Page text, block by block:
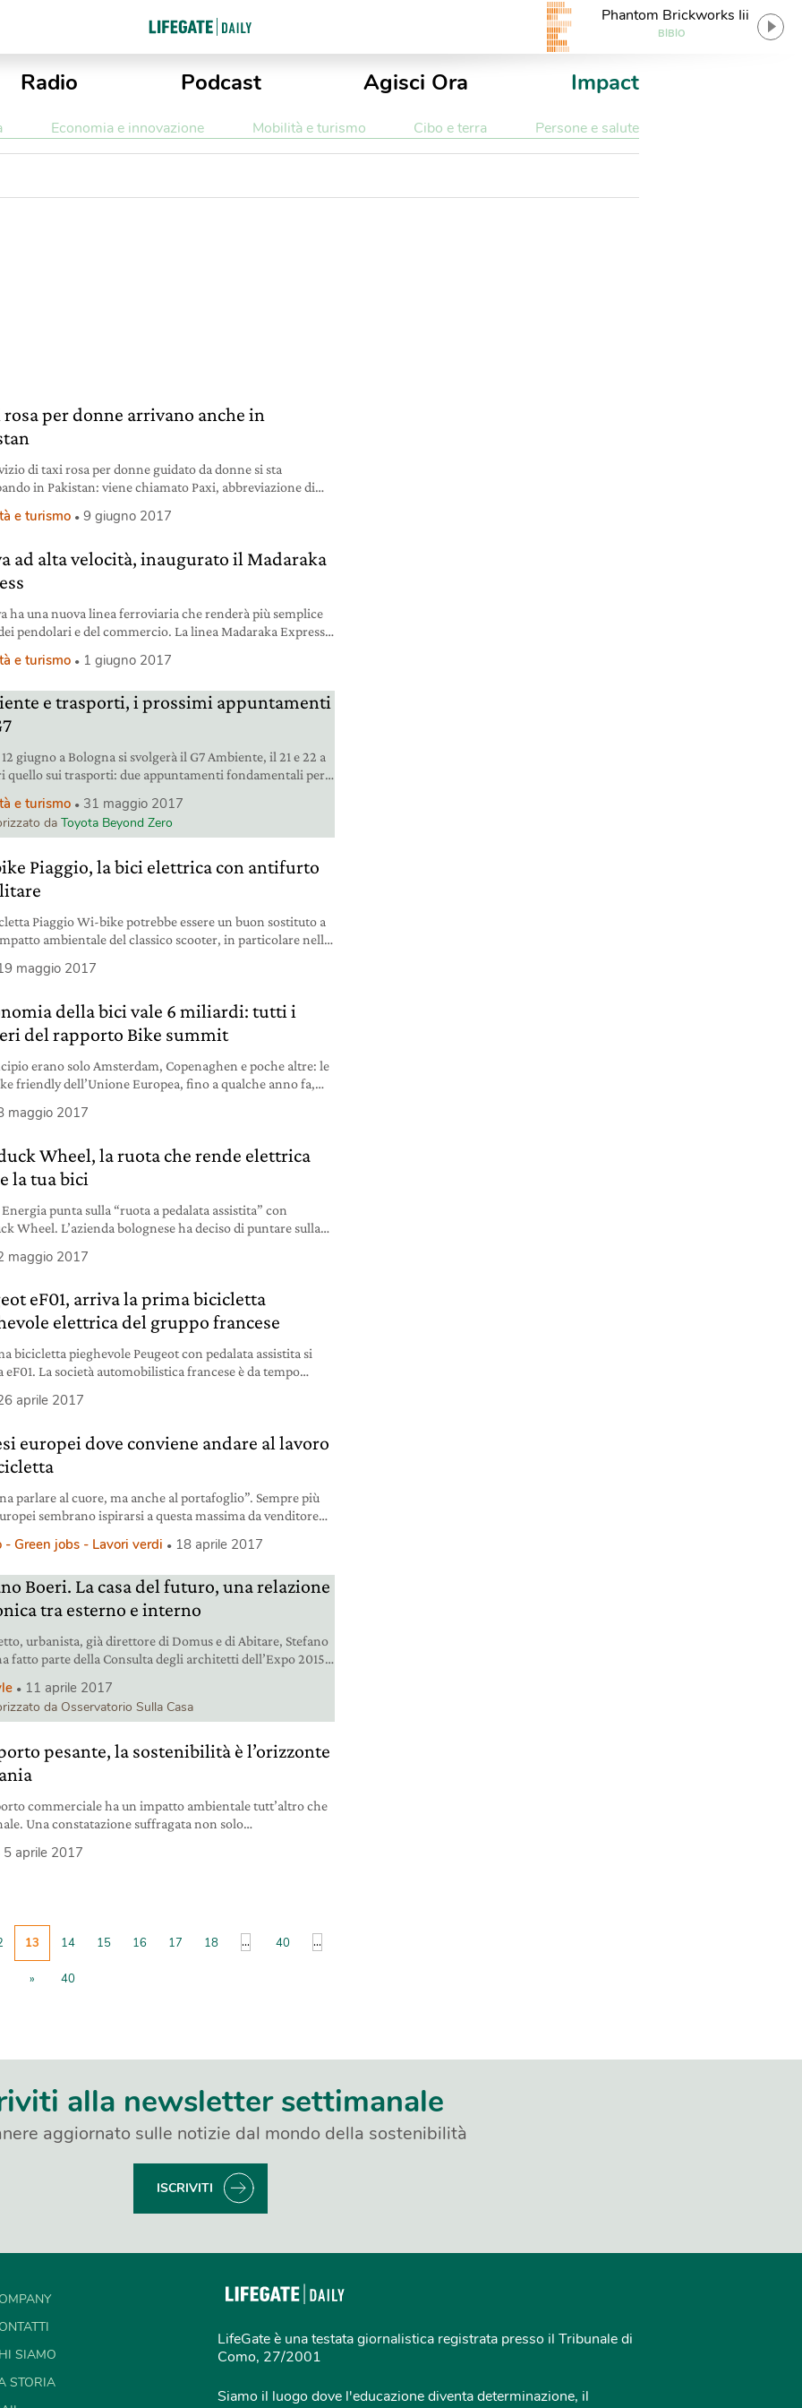
Phantom Brickworks Iii
BIBIO
Radio Podcast Agisci Ora Impact
Economia e innovazione Mobilità e turismo Cibo e terra Persone e salute
rosa per donne arrivano anche in
di taxi rosa per donne guidato da donne si sta
in Pakistan: viene chiamato Paxi, abbreviazione di
la più grande e popolosa dello Stato asiatico, seconda al
e turismo 9 giugno 2017
ad alta velocità, inaugurato il Madaraka
ha una nuova linea ferroviaria che renderà più semplice
pendolari e del commercio. La linea Madaraka Express
e la capitale Nairobi. La vecchia ferrovia a scartamento
e turismo 1 giugno 2017
e trasporti, i prossimi appuntamenti
12 giugno a Bologna si svolgerà il G7 Ambiente, il 21 e 22 a
quello sui trasporti: due appuntamenti fondamentali per
e turismo 31 maggio 2017
daToyota Beyond Zero
Piaggio, la bici elettrica con antifurto
Piaggio Wi-bike potrebbe essere un buon sostituto a
ambientale del classico scooter, in particolare nelle
mezzi a due ruote, ha deciso di aprirsi anche al mercato
della bicicletta a pedalata
maggio 2017
della bici vale 6 miliardi: tutti i
del rapporto Bike summit
erano solo Amsterdam, Copenaghen e poche altre: le
friendly dell’Unione Europea, fino a qualche anno fa,
svelati al Bike Summit di Roma dimostrano invece come
maggio 2017
Wheel, la ruota che rende elettrica
la tua bici
punta sulla “ruota a pedalata assistita” con
Wheel. L’azienda bolognese ha deciso di puntare sulla
bicicletta un mezzo a pedalata assistita. Un investimento
oppure ne acquista più modelli: in questo
maggio 2017
eF01, arriva la prima bicicletta
elettrica del gruppo francese
bicicletta pieghevole Peugeot con pedalata assistita si
eF01. La società automobilistica francese è da tempo
l’offerta di mezzi a due ruote immaginati per coprire le
Grazie a un innovativo sistema
aprile 2017
europei dove conviene andare al lavoro
parlare al cuore, ma anche al portafoglio”. Sempre più
sembrano ispirarsi a questa massima da venditore
per i loro spostamenti quotidiani e in particolare
aziende a concedere dei piccoli bonus in
- Green jobs - Lavori verdi 18 aprile 2017
Boeri. La casa del futuro, una relazione
tra esterno e interno
urbanista, già direttore di Domus e di Abitare, Stefano
fatto parte della Consulta degli architetti dell’Expo 2015.
e d’Europa nel 2015 dal Ctbuh (Council on tall
and urban habitat). Personalità di spicco
visioni di nuovi
11 aprile 2017
da Osservatorio Sulla Casa
pesante, la sostenibilità è l’orizzonte
commerciale ha un impatto ambientale tutt’altro che
Una constatazione suffragata non solo
Environment Agency), l’Agenzia europea
5 aprile 2017
13 14 15 16 17 18 ... 40 ...
» 40
alla newsletter settimanale
aggiornato sulle notizie dal mondo della sostenibilità
ISCRIVITI
SIAMO
STORIA
LifeGate è una testata giornalistica registrata presso il Tribunale di
Como, 27/2001
Siamo il luogo dove l'educazione diventa determinazione, il